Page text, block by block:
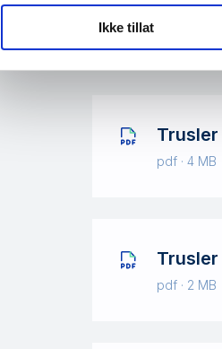
Ikke tillat
Trusler
pdf · 4 MB
Trusler
pdf · 2 MB